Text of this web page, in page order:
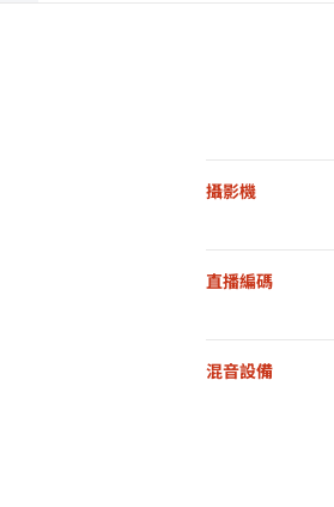
攝影機
直播編碼
混音設備